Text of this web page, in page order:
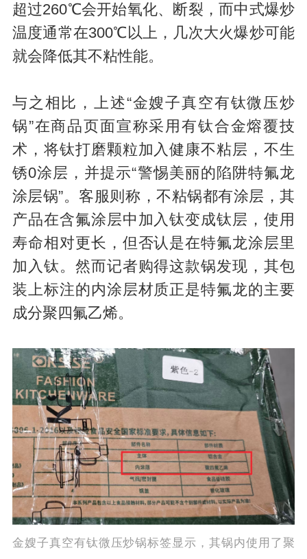
超过260℃会开始氧化、断裂，而中式爆炒
温度通常在300℃以上，几次大火爆炒可能
就会降低其不粘性能。
与之相比，上述“金嫂子真空有钛微压炒
锅”在商品页面宣称采用有钛合金熔覆技
术，将钛打磨颗粒加入健康不粘层，不生
锈0涂层，并提示“警惕美丽的陷阱特氟龙
涂层锅”。客服则称，不粘锅都有涂层，其
产品在含氟涂层中加入钛变成钛层，使用
寿命相对更长，但否认是在特氟龙涂层里
加入钛。然而记者购得这款锅发现，其包
装上标注的内涂层材质正是特氟龙的主要
成分聚四氟乙烯。
金嫂子真空有钛微压炒锅标签显示，其锅内使用了聚